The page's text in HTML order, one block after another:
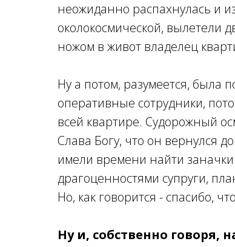
неожиданно распахнулась и
околокосмической, вылетели
ножом в живот владелец
Ну а потом, разумеется, была
оперативные сотрудники,
всей квартире. Судорожный
Слава Богу, что он вернулся
имели времени найти
драгоценностями супруги,
Но, как говорится - спасибо,
Ну и, собственно говоря,